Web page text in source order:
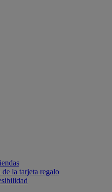
la tarjeta regalo